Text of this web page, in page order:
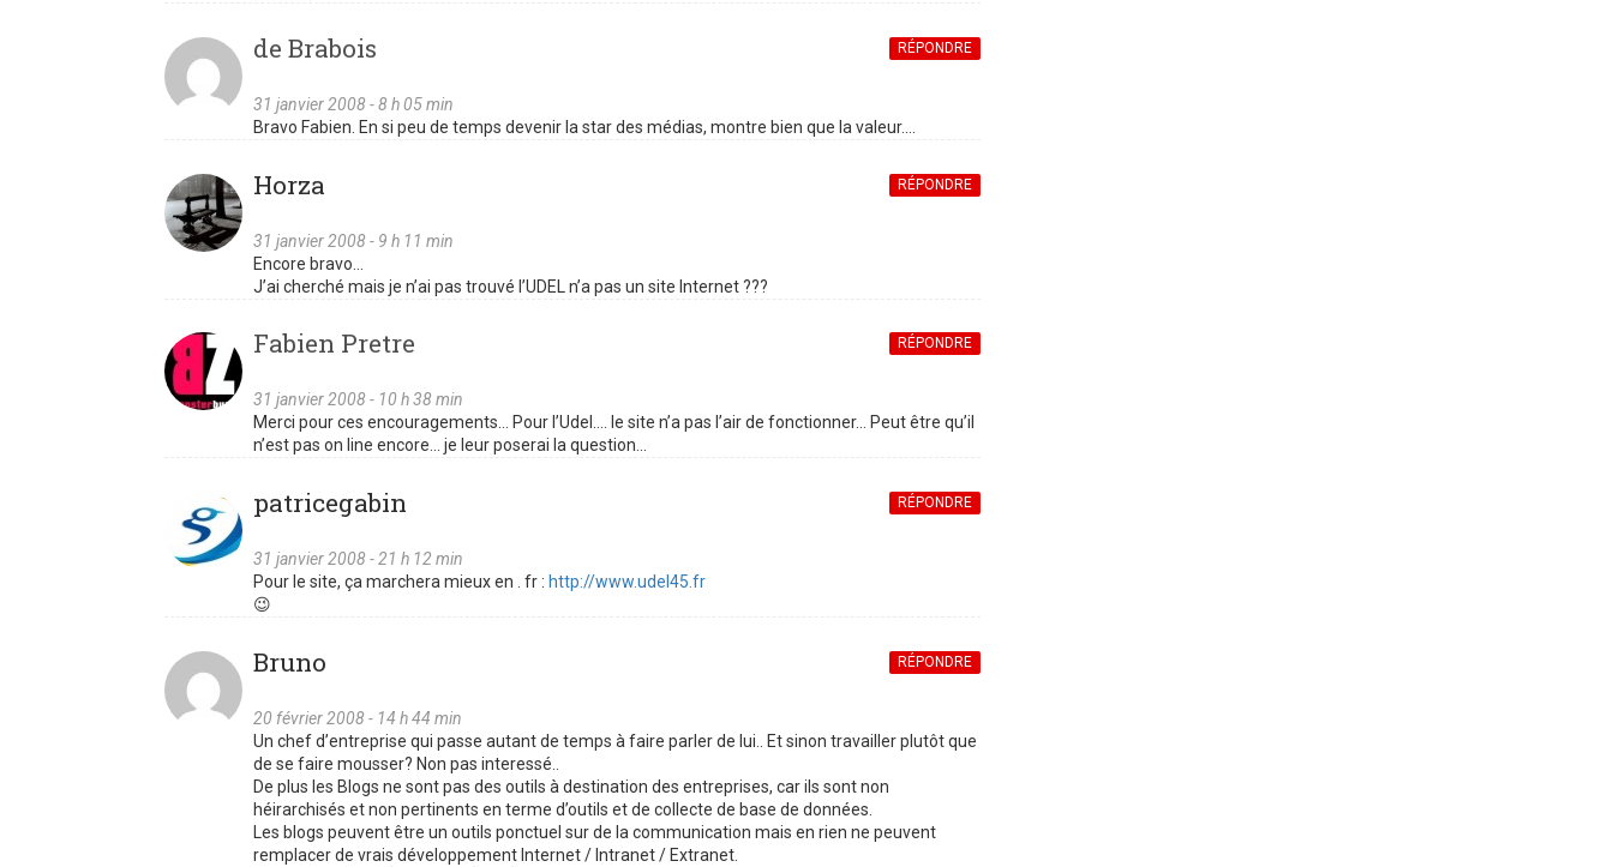
de Brabois
31 janvier 2008 - 8 h 05 min
RÉPONDRE
Bravo Fabien. En si peu de temps devenir la star des médias, montre bien que la valeur….
Horza
31 janvier 2008 - 9 h 11 min
RÉPONDRE
Encore bravo…
J’ai cherché mais je n’ai pas trouvé l’UDEL n’a pas un site Internet ???
Fabien Pretre
31 janvier 2008 - 10 h 38 min
RÉPONDRE
Merci pour ces encouragements… Pour l’Udel…. le site n’a pas l’air de fonctionner… Peut être qu’il
n’est pas on line encore… je leur poserai la question…
patricegabin
31 janvier 2008 - 21 h 12 min
RÉPONDRE
Pour le site, ça marchera mieux en . fr : http://www.udel45.fr
😉
Bruno
20 février 2008 - 14 h 44 min
RÉPONDRE
Un chef d’entreprise qui passe autant de temps à faire parler de lui.. Et sinon travailler plutôt que
de se faire mousser? Non pas interessé..
De plus les Blogs ne sont pas des outils à destination des entreprises, car ils sont non
héirarchisés et non pertinents en terme d’outils et de collecte de base de données.
Les blogs peuvent être un outils ponctuel sur de la communication mais en rien ne peuvent
remplacer de vrais développement Internet / Intranet / Extranet.